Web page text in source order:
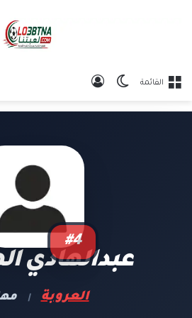
القائمة الوضع المظلم
#4
عبدالهادي
العروبة |